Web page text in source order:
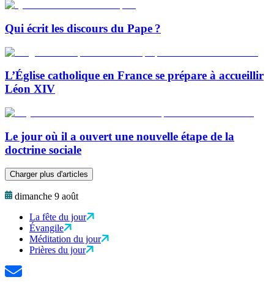
Qui écrit les discours du Pape ?
L’Église catholique en France se prépare à accueillir
Léon XIV
Le jour où il a ouvert une nouvelle étape de la
doctrine sociale
Charger plus d'articles
dimanche 9 août
La fête du jour
Évangile
Méditation du jour
Prières du jour